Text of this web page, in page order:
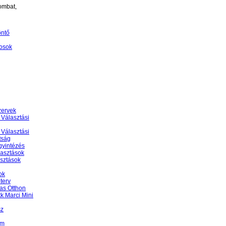
Választási
Választási
Otthon
Marci Mini